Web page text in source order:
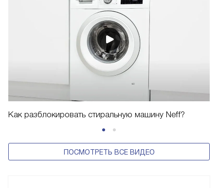
Как разблокировать стиральную машину Neff?
ПОСМОТРЕТЬ ВСЕ ВИДЕО